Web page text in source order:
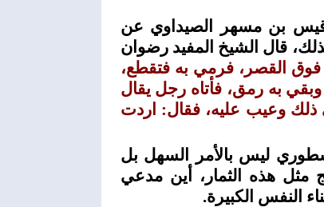
قيس بن مسهر الصيداوي عن
قال الشيخ المفيد رضوان
فوق القصر، فرمي به فتقطع،
به رمق، فأتاه رجل يقال
ذلك وعيب عليه، فقال: اردت
ليس بالأمر السهل بل
هذه الثمار، أين مدعي
النفس الكبيرة.